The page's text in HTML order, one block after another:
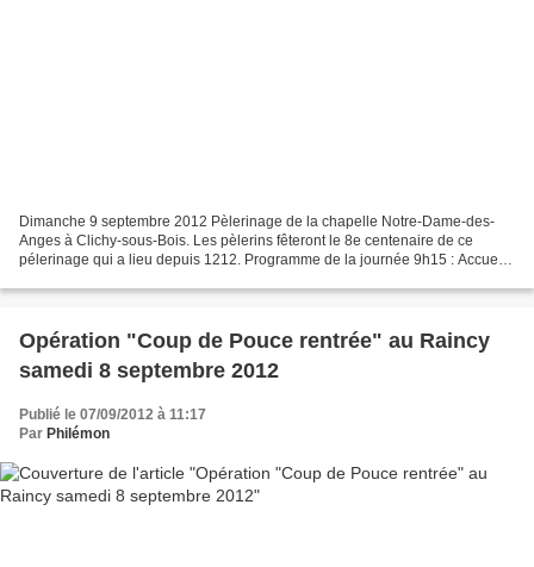
Dimanche 9 septembre 2012 Pèlerinage de la chapelle Notre-Dame-des-
Anges à Clichy-sous-Bois. Les pèlerins fêteront le 8e centenaire de ce
pélerinage qui a lieu depuis 1212. Programme de la journée 9h15 : Accueil
Opération "Coup de Pouce rentrée" au Raincy
samedi 8 septembre 2012
Publié le 07/09/2012 à 11:17
Par Philémon